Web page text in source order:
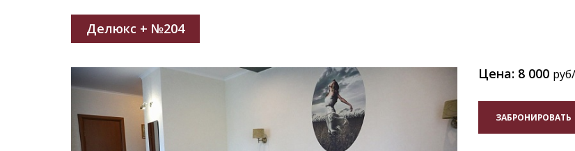
Делюкс + №204
Цена: 8 000
ЗАБРОНИРОВАТЬ